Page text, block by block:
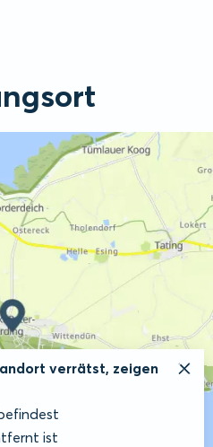
verrätst, zeigen
ist